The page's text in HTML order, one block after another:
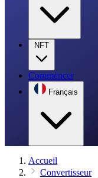
NFT
Commencer
Français
Accueil
Convertisseur